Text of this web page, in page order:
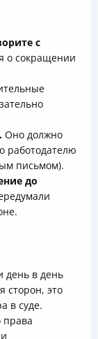
с
о сокращении
Оно должно
работодателю
письмом).
до
день в день
сторон, это
в суде.
права